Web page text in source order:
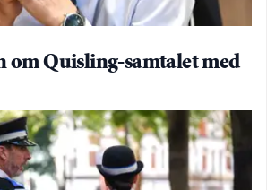
om Quisling-samtalet med